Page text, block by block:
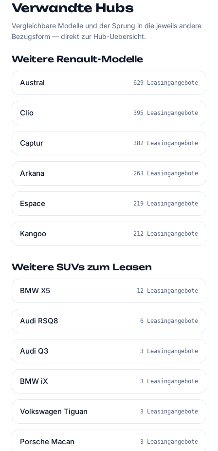
Verwandte Hubs
Vergleichbare Modelle und der Sprung in die jeweils andere
Bezugsform — direkt zur Hub-Uebersicht.
Weitere Renault-Modelle
Austral 629 Leasingangebote
Clio 395 Leasingangebote
Captur 382 Leasingangebote
Arkana 263 Leasingangebote
Espace 219 Leasingangebote
Kangoo 212 Leasingangebote
Weitere SUVs zum Leasen
BMW X5 12 Leasingangebote
Audi RSQ8 6 Leasingangebote
Audi Q3 3 Leasingangebote
BMW iX 3 Leasingangebote
Volkswagen Tiguan 3 Leasingangebote
Porsche Macan 3 Leasingangebote